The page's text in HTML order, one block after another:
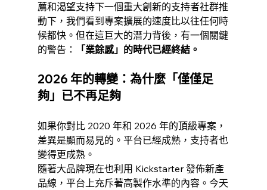
薦和渴望支持下一個重大創新的支持者社群推
動下，我們看到專案擴展的速度比以往任何時
候都快。但在這巨大的潛力背後，有一個關鍵
的警告：
「業餘感」的時代已經終結。
2026 年的轉變：為什麼「僅僅足
夠」已不再足夠
如果你對比 2020 年和 2026 年的頂級專案，
差異是顯而易見的。平台已經成熟，支持者也
變得更成熟。
隨著大品牌現在也利用 Kickstarter 發佈新產
品線，平台上充斥著高製作水準的內容。今天